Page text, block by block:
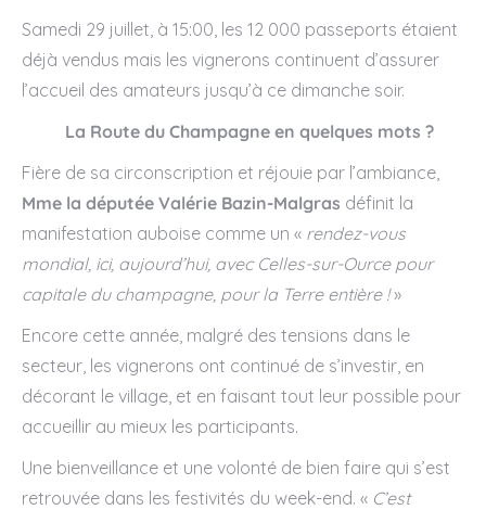
Samedi 29 juillet, à 15:00, les 12 000 passeports étaient
déjà vendus mais les vignerons continuent d’assurer
l’accueil des amateurs jusqu’à ce dimanche soir.
La Route du Champagne en quelques mots ?
Fière de sa circonscription et réjouie par l’ambiance,
Mme la députée Valérie Bazin-Malgras définit la
manifestation auboise comme un « rendez-vous
mondial, ici, aujourd’hui, avec Celles-sur-Ource pour
capitale du champagne, pour la Terre entière !»
Encore cette année, malgré des tensions dans le
secteur, les vignerons ont continué de s’investir, en
décorant le village, et en faisant tout leur possible pour
accueillir au mieux les participants.
Une bienveillance et une volonté de bien faire qui s’est
retrouvée dans les festivités du week-end. « C’est